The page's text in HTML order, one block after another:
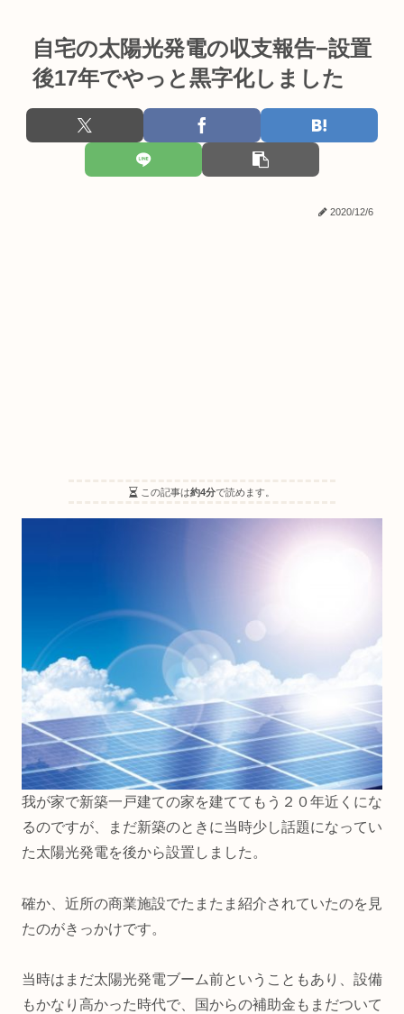
自宅の太陽光発電の収支報告−設置
後17年でやっと黒字化しました
2020/12/6
この記事は約4分で読めます。
我が家で新築一戸建ての家を建ててもう２０年近くにな
るのですが、まだ新築のときに当時少し話題になってい
た太陽光発電を後から設置しました。
確か、近所の商業施設でたまたま紹介されていたのを見
たのがきっかけです。
当時はまだ太陽光発電ブーム前ということもあり、設備
もかなり高かった時代で、国からの補助金もまだついて